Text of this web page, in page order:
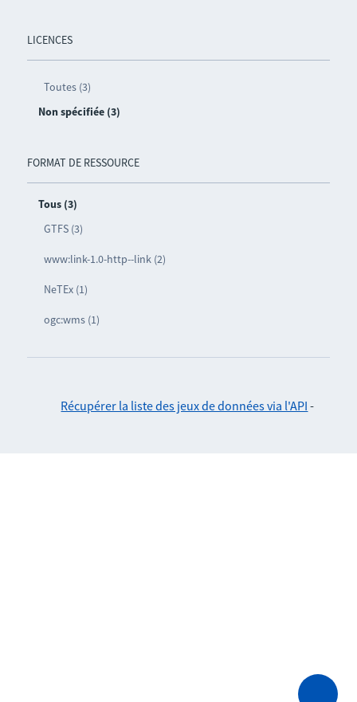
LICENCES
Toutes (3)
Non spécifiée (3)
FORMAT DE RESSOURCE
Tous (3)
GTFS (3)
www:link-1.0-http--link (2)
NeTEx (1)
ogc:wms (1)
Récupérer la liste des jeux de données via l'API -